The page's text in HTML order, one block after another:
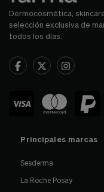
Dermocosmética,
selección exclusiva de
todos los días.
Principales marcas
Sesderma
La Roche Posay